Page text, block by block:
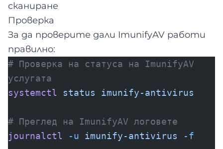
сканиране
Проверка
За да проверите дали ImunifyAV работи
правилно:
# Проверка на статуса на ImunifyAV
услугата
systemctl status imunify-antivirus
# Преглед на ImunifyAV логовете
journalctl -u imunify-antivirus -f